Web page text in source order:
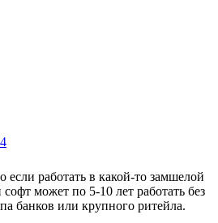
если работать в какой-то замшелой
может по 5-10 лет работать без
банков или крупного ритейла.